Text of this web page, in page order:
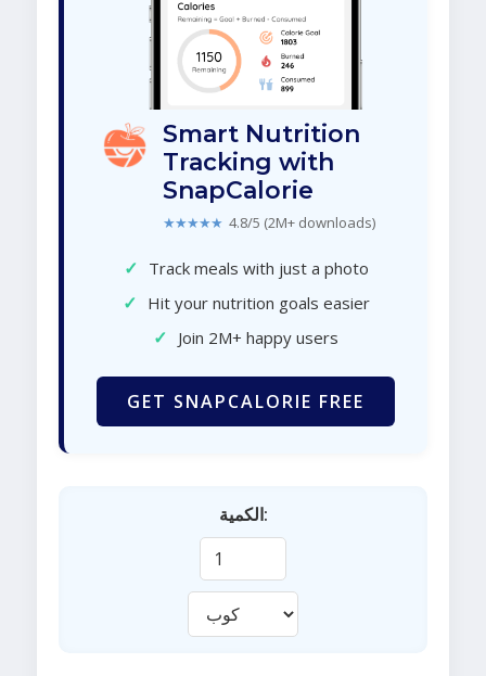
Smart Nutrition
Tracking with
SnapCalorie
★★★★★ 4.8/5 (2M+ downloads)
✓ Track meals with just a photo
✓ Hit your nutrition goals easier
✓ Join 2M+ happy users
GET SNAPCALORIE FREE
الكمية: